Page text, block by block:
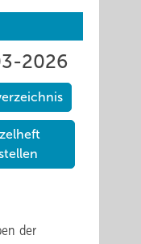
2026
der